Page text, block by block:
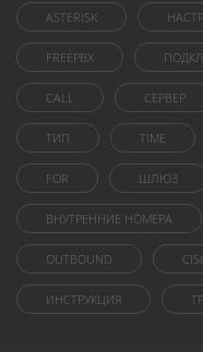
ASTERISK
FREEPBX
CALL СЕРВЕР
ТИП TIME
FOR ШЛЮЗ
ВНУТРЕННИЕ НОМЕРА
OUTBOUND
ИНСТРУКЦИЯ